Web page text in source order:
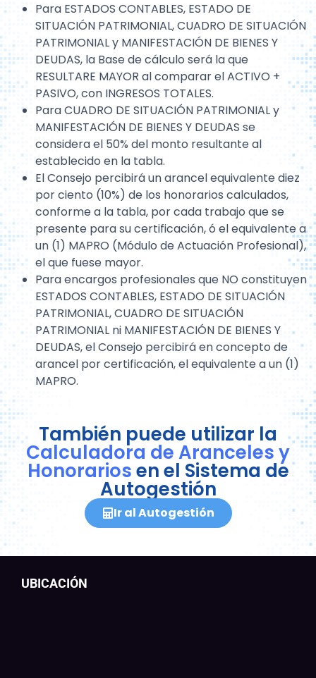
Para ESTADOS CONTABLES, ESTADO DE
SITUACIÓN PATRIMONIAL, CUADRO DE SITUACIÓN
PATRIMONIAL y MANIFESTACIÓN DE BIENES Y
DEUDAS, la Base de cálculo será la que
RESULTARE MAYOR al comparar el ACTIVO +
PASIVO, con INGRESOS TOTALES.
Para CUADRO DE SITUACIÓN PATRIMONIAL y
MANIFESTACIÓN DE BIENES Y DEUDAS se
considera el 50% del monto resultante al
establecido en la tabla.
El Consejo percibirá un arancel equivalente diez
por ciento (10%) de los honorarios calculados,
conforme a la tabla, por cada trabajo que se
presente para su certificación, ó el equivalente a
un (1) MAPRO (Módulo de Actuación Profesional),
el que fuese mayor.
Para encargos profesionales que NO constituyen
ESTADOS CONTABLES, ESTADO DE SITUACIÓN
PATRIMONIAL, CUADRO DE SITUACIÓN
PATRIMONIAL ni MANIFESTACIÓN DE BIENES Y
DEUDAS, el Consejo percibirá en concepto de
arancel por certificación, el equivalente a un (1)
MAPRO.
También puede utilizar la
Calculadora de Aranceles y
Honorariosen el Sistema de
Autogestión
Ir al Autogestión
UBICACIÓN